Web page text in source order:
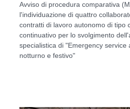
Avviso di procedura comparativa
l'individuazione di quattro
contratti di lavoro autonomo di tipo
continuativo per lo svolgimento
specialistica di "Emergency service
notturno e festivo"